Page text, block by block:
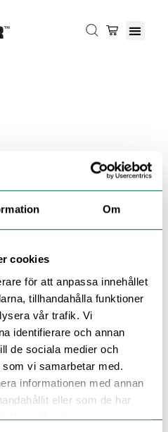
Om
cookies
för att anpassa innehållet
tillhandahålla funktioner
vår trafik. Vi
identifierare och annan
de sociala medier och
vi samarbetar med.
informationen med annan
eller som de har
deras tjänster.